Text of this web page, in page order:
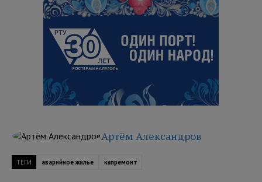
Артём Александров
ТЕГИ аварийное жилье капремонт